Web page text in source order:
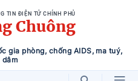
TIN ĐIỆN TỬ CHÍNH PHỦ
Chuông
gia phòng, chống AIDS, ma tuý,
dâm